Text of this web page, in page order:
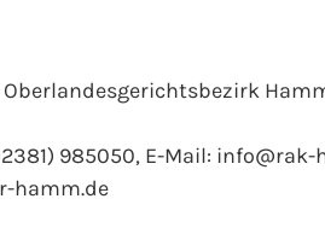
985050, E-Mail:
hamm.de